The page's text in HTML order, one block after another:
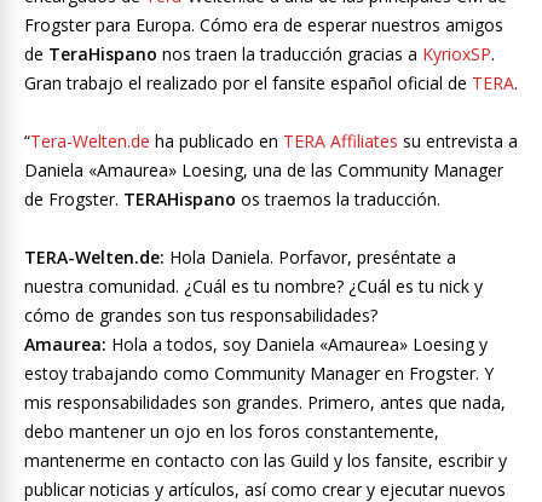
Frogster para Europa. Cómo era de esperar nuestros amigos
de TeraHispano nos traen la traducción gracias a KyrioxSP.
Gran trabajo el realizado por el fansite español oficial de TERA.
“Tera-Welten.de ha publicado en TERA Affiliates su entrevista a
Daniela «Amaurea» Loesing, una de las Community Manager
de Frogster. TERAHispano os traemos la traducción.
TERA-Welten.de: Hola Daniela. Porfavor, preséntate a
nuestra comunidad. ¿Cuál es tu nombre? ¿Cuál es tu nick y
cómo de grandes son tus responsabilidades?
Amaurea: Hola a todos, soy Daniela «Amaurea» Loesing y
estoy trabajando como Community Manager en Frogster. Y
mis responsabilidades son grandes. Primero, antes que nada,
debo mantener un ojo en los foros constantemente,
mantenerme en contacto con las Guild y los fansite, escribir y
publicar noticias y artículos, así como crear y ejecutar nuevos